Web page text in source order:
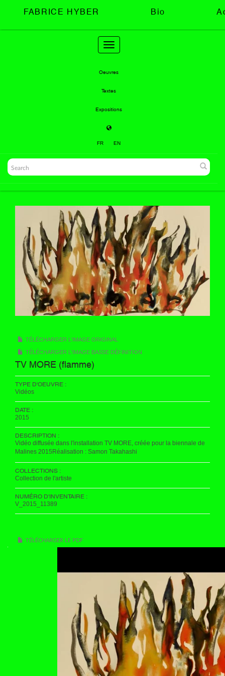
FABRICE HYBER Bio
Toggle
navigation
Oeuvres
Textes
Expositions
FR EN
TÉLÉCHARGER L'IMAGE ORIGINAL
TÉLÉCHARGER L'IMAGE BASSE DÉFINITION
TV MORE (flamme)
TYPE D'OEUVRE :
Vidéos
DATE :
2015
DESCRIPTION :
Vidéo diffusée dans l'installation TV MORE, créée pour la biennale de
Malines 2015Réalisation : Samon Takahashi
COLLECTIONS :
Collection de l'artiste
NUMÉRO D'INVENTAIRE :
V_2015_11389
TÉLÉCHARGER LE PDF